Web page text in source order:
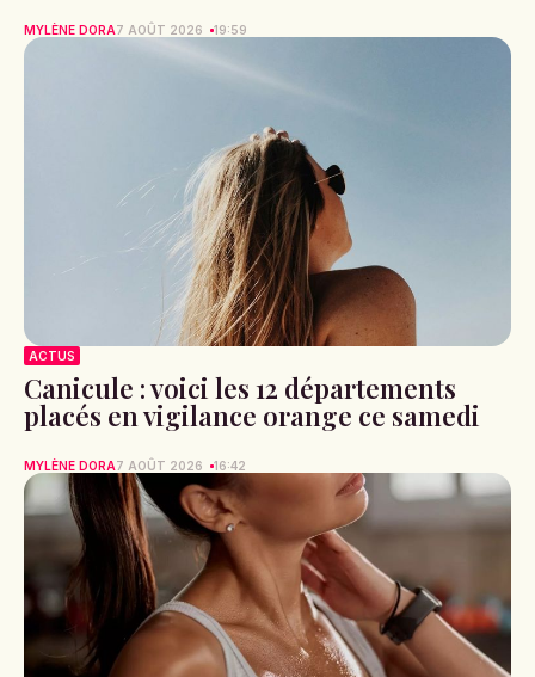
MYLÈNE DORA7 AOÛT 2026 19:59
ACTUS
Canicule : voici les 12 départements
placés en vigilance orange ce samedi
MYLÈNE DORA7 AOÛT 2026 16:42